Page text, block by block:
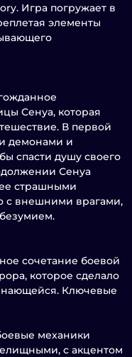
Игра погружает в
элементы
Сенуа, которая
В первой
демонами и
спасти душу своего
Сенуа
страшными
с внешними врагами,
сочетание боевой
которое сделало
Ключевые
механики
с акцентом